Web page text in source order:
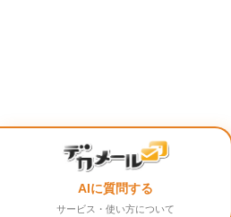
AIに質問する
サービス・使い方について